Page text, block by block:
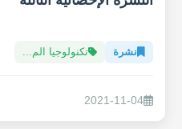
نشرة تكنولوجيا الم...
2021-11-04